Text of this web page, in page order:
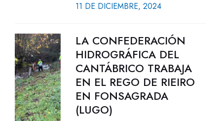
11 DE DICIEMBRE, 2024
LA CONFEDERACIÓN
HIDROGRÁFICA DEL
CANTÁBRICO TRABAJA
EN EL REGO DE RIEIRO
EN FONSAGRADA
(LUGO)